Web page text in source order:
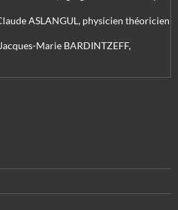
ASLANGUL, physicien théoricien
Marie BARDINTZEFF,